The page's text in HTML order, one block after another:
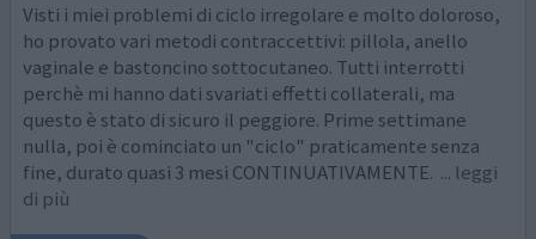
Visti i miei problemi di ciclo irregolare e molto doloroso,
ho provato vari metodi contraccettivi: pillola, anello
vaginale e bastoncino sottocutaneo. Tutti interrotti
perchè mi hanno dati svariati effetti collaterali, ma
questo è stato di sicuro il peggiore. Prime settimane
nulla, poi è cominciato un "ciclo" praticamente senza
fine, durato quasi 3 mesi CONTINUATIVAMENTE. ... leggi
di più